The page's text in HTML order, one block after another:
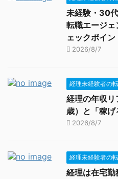
未経験・30
転職エージ
ェックポイン
2026/8/7
経理未経験者の
経理の年収
歳）と「稼
2026/8/7
経理未経験者の
経理は在宅勤